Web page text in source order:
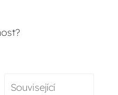
Související